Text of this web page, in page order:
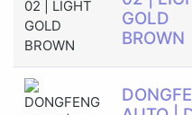
GOLD
BROWN